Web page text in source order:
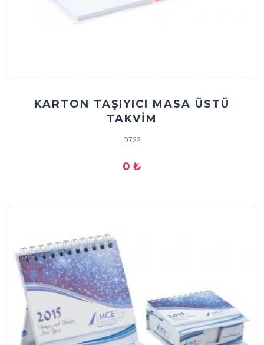
KARTON TAŞIYICI MASA ÜSTÜ
TAKVİM
D722
0 ₺